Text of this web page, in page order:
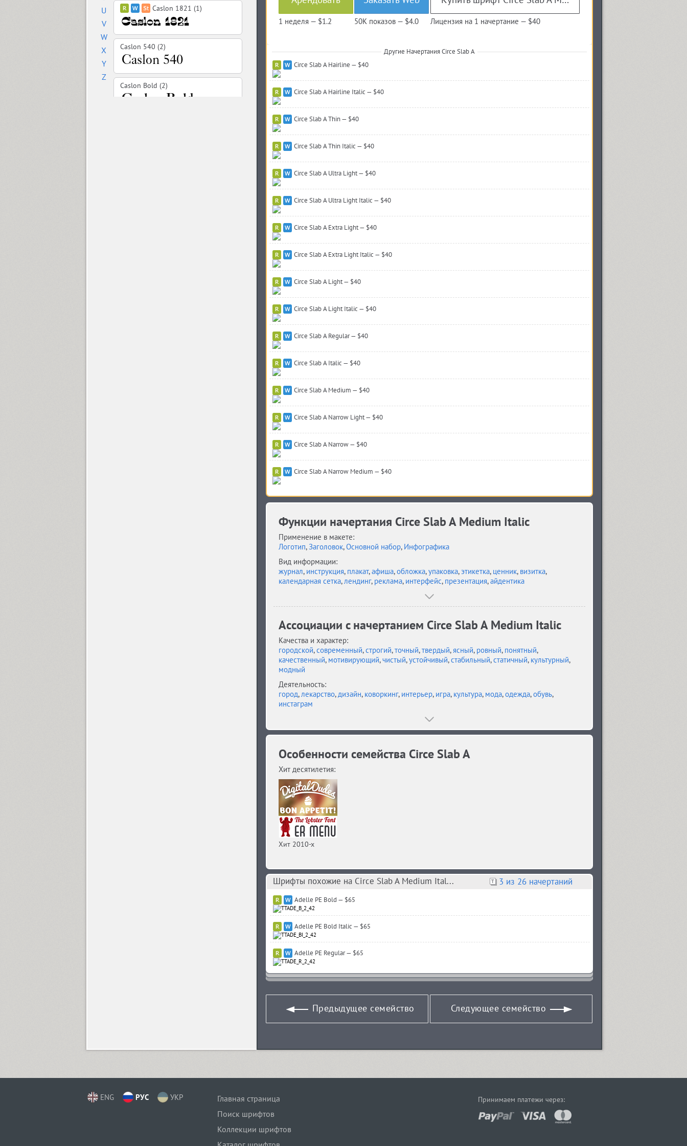
U
V
W
X
Y
Z
Caslon 1821 (1)
Caslon 540 (2)
Caslon Bold (2)
CooperDAT-Hilite (1)
1 неделя — $1.2 50K показов — $4.0 Лицензия на 1 начертание — $40
Другие Начертания Circe Slab A
Circe Slab A Hairline — $40
Circe Slab A Hairline Italic — $40
Circe Slab A Thin — $40
Circe Slab A Thin Italic — $40
Circe Slab A Ultra Light — $40
Circe Slab A Ultra Light Italic — $40
Circe Slab A Extra Light — $40
Circe Slab A Extra Light Italic — $40
Circe Slab A Light — $40
Circe Slab A Light Italic — $40
Circe Slab A Regular — $40
Circe Slab A Italic — $40
Circe Slab A Medium — $40
Circe Slab A Narrow Light — $40
Circe Slab A Narrow — $40
Circe Slab A Narrow Medium — $40
Функции начертания Circe Slab A Medium Italic
Применение в макете:
Логотип,Заголовок,Основной набор, Инфографика
Вид информации:
журнал, инструкция, плакат,афиша,обложка,упаковка,этикетка, ценник, визитка,
календарная сетка,лендинг, реклама, интерфейс, презентация,айдентика
Ассоциации c начертанием Circe Slab A Medium Italic
Качества и характер:
городской,современный,строгий,точный,твердый,ясный, ровный, понятный,
качественный, мотивирующий,чистый,устойчивый,стабильный,статичный, культурный,
модный
Деятельность:
город,лекарство,дизайн, коворкинг, интерьер, игра, культура, мода,одежда,обувь,
инстаграм
Особенности семейства Circe Slab A
Хит десятилетия:
Хит 2010-х
Шрифты похожие на Circe Slab A Medium Ital... 3 из 26 начертаний
Adelle PE Bold — $65
Adelle PE Bold Italic — $65
Adelle PE Regular — $65
Предыдущее семейство Следующее семейство
ENG РУС УКР
Главная страница
Поиск шрифтов
Коллекции шрифтов
Принимаем платежи через: